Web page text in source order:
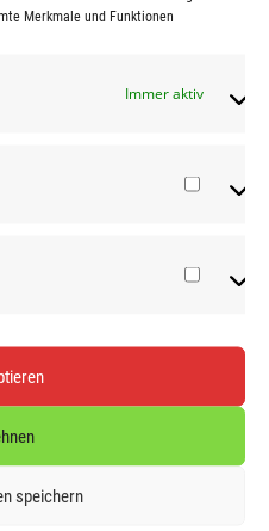
Merkmale und Funktionen
Immer aktiv
speichern
Anrufe.
Dienstleistung? –
Telefonserviceteam
in Gera-Thüringen.